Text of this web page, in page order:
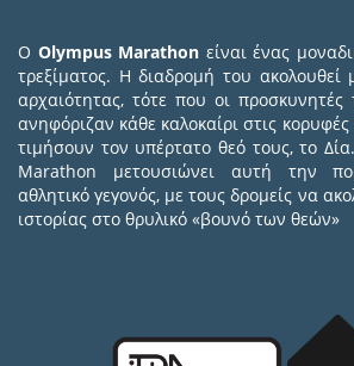
Ο Olympus Marathon είναι ένας
τρεξίματος. Η διαδρομή του ακολουθεί
αρχαιότητας, τότε που οι
ανηφόριζαν κάθε καλοκαίρι στις
τιμήσουν τον υπέρτατο θεό τους, το
Marathon μετουσιώνει αυτή την
αθλητικό γεγονός, με τους δρομείς να
ιστορίας στο θρυλικό «βουνό των θεών»